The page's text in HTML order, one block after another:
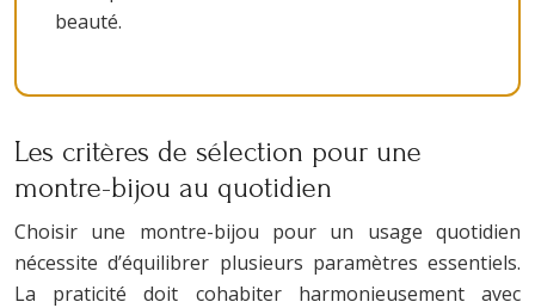
beauté.
Les critères de sélection pour une
montre-bijou au quotidien
Choisir une montre-bijou pour un usage quotidien
nécessite d’équilibrer plusieurs paramètres essentiels.
La praticité doit cohabiter harmonieusement avec